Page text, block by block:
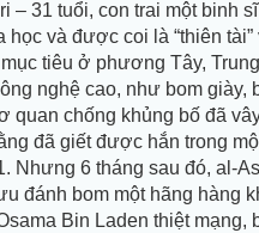
– 31 tuổi, con trai một binh
học và được coi là “thiên
tiêu ở phương Tây,
nghệ cao, như bom
quan chống khủng bố đã
đã giết được hắn trong
Nhưng 6 tháng sau đó, al-
đánh bom một hãng hàng
Bin Laden thiệt mạng,